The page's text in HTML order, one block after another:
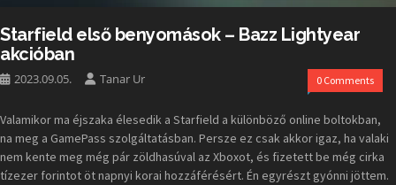
Starfield első benyomások – Bazz Lightyear
akcióban
2023.09.05. Tanar Ur 0 Comments
Valamikor ma éjszaka élesedik a Starfield a különböző online boltokban,
na meg a GamePass szolgáltatásban. Persze ez csak akkor igaz, ha valaki
nem kente meg még pár zöldhasúval az Xboxot, és fizetett be még cirka
tízezer forintot öt napnyi korai hozzáférésért. Én egyrészt gyónni jöttem.